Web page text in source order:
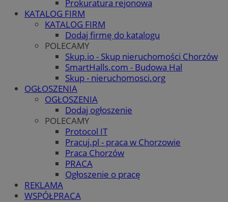
Prokuratura rejonowa
KATALOG FIRM
KATALOG FIRM
Dodaj firmę do katalogu
POLECAMY
Skup.io - Skup nieruchomości Chorzów
SmartHalls.com - Budowa Hal
Skup - nieruchomosci.org
OGŁOSZENIA
OGŁOSZENIA
Dodaj ogłoszenie
POLECAMY
Protocol IT
Pracuj.pl - praca w Chorzowie
Praca Chorzów
PRACA
Ogłoszenie o pracę
REKLAMA
WSPÓŁPRACA